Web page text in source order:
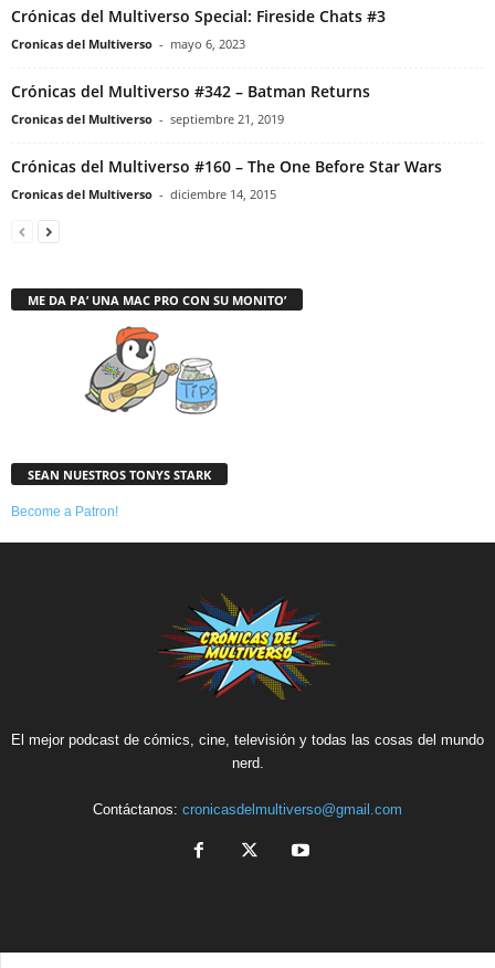
Crónicas del Multiverso Special: Fireside Chats #3
Cronicas del Multiverso - mayo 6, 2023
Crónicas del Multiverso #342 – Batman Returns
Cronicas del Multiverso - septiembre 21, 2019
Crónicas del Multiverso #160 – The One Before Star Wars
Cronicas del Multiverso - diciembre 14, 2015
ME DA PA’ UNA MAC PRO CON SU MONITO’
SEAN NUESTROS TONYS STARK
Become a Patron!
El mejor podcast de cómics, cine, televisión y todas las cosas del mundo
nerd.
Contáctanos: cronicasdelmultiverso@gmail.com